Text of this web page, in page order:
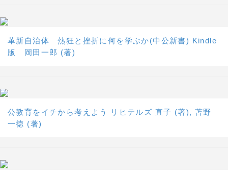
革新自治体 熱狂と挫折に何を学ぶか(中公新書) Kindle
版 岡田一郎 (著)
公教育をイチから考えよう リヒテルズ 直子 (著), 苫野
一徳 (著)